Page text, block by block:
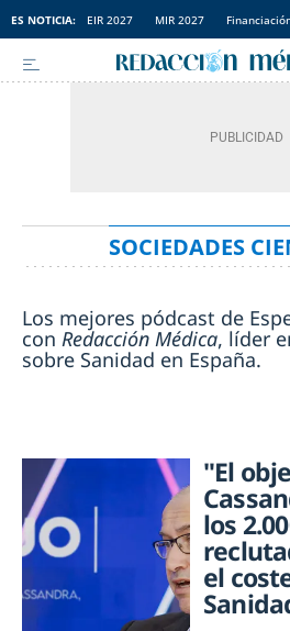
ES NOTICIA: EIR 2027 MIR 2027
SOCIEDADES
Los mejores pódcast de
con Redacción Médica, líder
sobre Sanidad en España.
"El
los
el